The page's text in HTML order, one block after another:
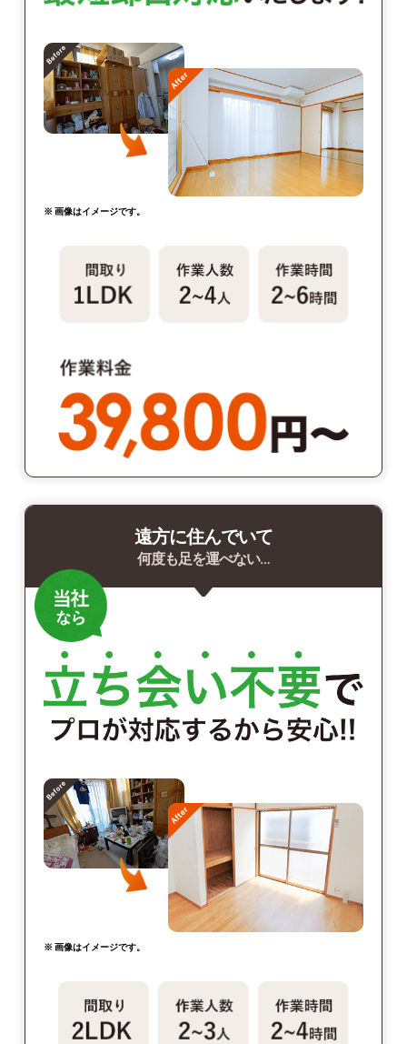
※ 画像はイメージです。
遠方に住んでいて
何度も足を運べない…
※ 画像はイメージです。